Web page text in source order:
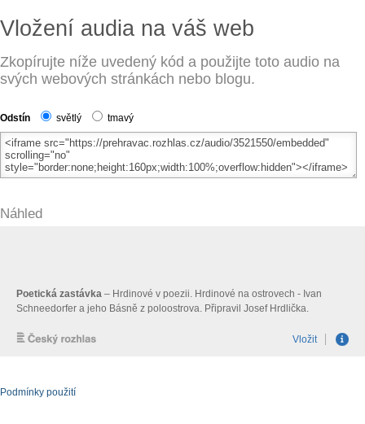
Vložení audia na váš web
Zkopírujte níže uvedený kód a použijte toto audio na
svých webových stránkách nebo blogu.
Odstín světlý tmavý
Náhled
Podmínky použití